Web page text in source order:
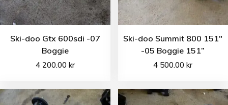
Ski-doo Gtx 600sdi -07
Boggie
4 200.00 kr
Ski-doo Summit 800 151″
-05 Boggie 151”
4 500.00kr